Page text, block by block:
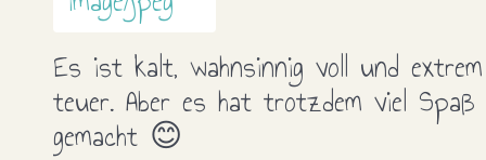
Es ist kalt, wahnsinnig voll und extrem
teuer. Aber es hat trotzdem viel Spaß
gemacht 😊